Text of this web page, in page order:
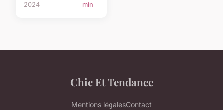
2024
min
Chic Et Tendance
Mentions légalesContact